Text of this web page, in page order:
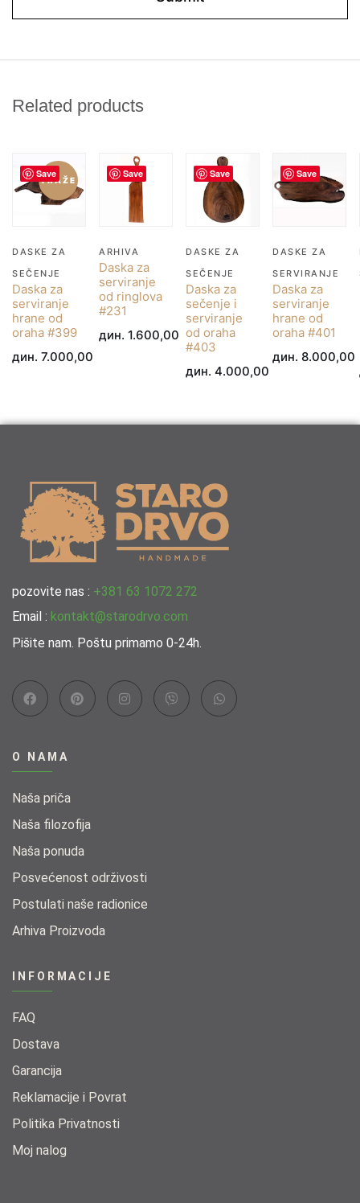
Related products
Save
TRAŽE
DASKE ZA
SEČENJE
Daska za
serviranje
hrane od
oraha #399
дин. 7.000,00
Save
ARHIVA
Daska za
serviranje
od ringlova
#231
дин. 1.600,00
Save
DASKE ZA
SEČENJE
Daska za
sečenje i
serviranje
od oraha
#403
дин. 4.000,00
Save
DASKE ZA
SERVIRANJE
Daska za
serviranje
hrane od
oraha #401
дин. 8.000,00
pozovite nas : +381 63 1072 272
Email : kontakt@starodrvo.com
Pišite nam. Poštu primamo 0-24h.
O NAMA
Naša priča
Naša filozofija
Naša ponuda​
Posvećenost održivosti​
Postulati naše radionice​
Arhiva Proizvoda
INFORMACIJE
FAQ
Dostava
Garancija
Reklamacije i Povrat
Politika Privatnosti
Moj nalog